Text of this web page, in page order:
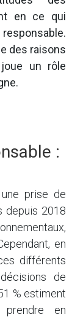
en ce qui
des raisons
un rôle
:
prise de
depuis 2018
en
différents
de
% estiment
en